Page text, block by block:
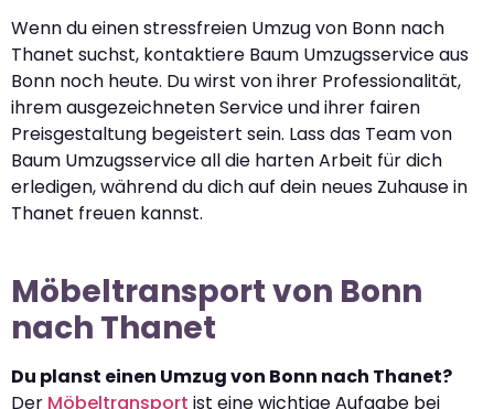
Wenn du einen stressfreien Umzug von Bonn nach
Thanet suchst, kontaktiere Baum Umzugsservice aus
Bonn noch heute. Du wirst von ihrer Professionalität,
ihrem ausgezeichneten Service und ihrer fairen
Preisgestaltung begeistert sein. Lass das Team von
Baum Umzugsservice all die harten Arbeit für dich
erledigen, während du dich auf dein neues Zuhause in
Thanet freuen kannst.
Möbeltransport von Bonn
nach Thanet
Du planst einen Umzug von Bonn nach Thanet?
Der Möbeltransport ist eine wichtige Aufgabe bei